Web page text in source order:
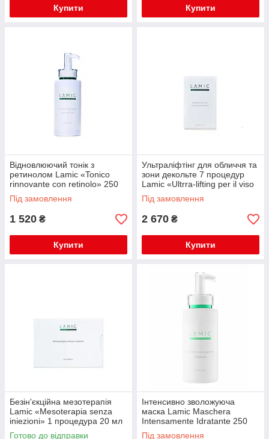
Купити Купити
Відновлюючий тонік з
ретинолом Lamic «Tonico
rinnovante con retinolo» 250
мл
Під замовлення
1 520 ₴
Купити
Ультраліфтінг для обличчя та
зони декольте 7 процедур
Lamic «Ultrra-lifting per il viso
e la zona del decollete 7
procedure» 150мл
Під замовлення
2 670 ₴
Купити
Безін'єкційна мезотерапія
Lamic «Mesoterapia senza
iniezioni» 1 процедура 20 мл
Готово до відправки
Інтенсивно зволожуюча
маска Lamic Maschera
Intensamente Idratante 250
мл
Під замовлення